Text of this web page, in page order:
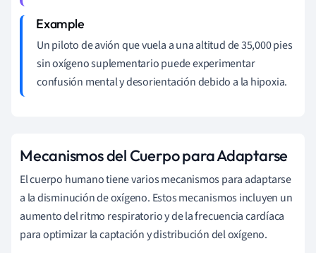
Un piloto de avión que vuela a una altitud de 35,000 pies
sin oxígeno suplementario puede experimentar
confusión mental y desorientación debido a la hipoxia.
Mecanismos del Cuerpo para Adaptarse
El cuerpo humano tiene varios mecanismos para adaptarse
a la disminución de oxígeno. Estos mecanismos incluyen un
aumento del ritmo respiratorio y de la frecuencia cardíaca
para optimizar la captación y distribución del oxígeno.